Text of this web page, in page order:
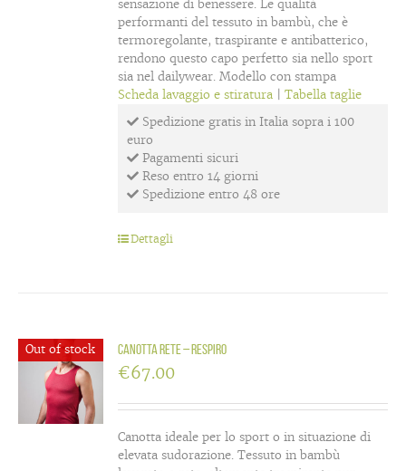
sensazione di benessere. Le qualità
performanti del tessuto in bambù, che è
termoregolante, traspirante e antibatterico,
rendono questo capo perfetto sia nello sport
sia nel dailywear. Modello con stampa
Scheda lavaggio e stiratura |Tabella taglie
Spedizione gratis in Italia sopra i 100
euro
Pagamenti sicuri
Reso entro 14 giorni
Spedizione entro 48 ore
Dettagli
Out of stock Canotta rete – Respiro
€67.00
Canotta ideale per lo sport o in situazione di
elevata sudorazione. Tessuto in bambù